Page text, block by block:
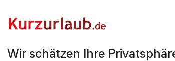
Kostenloses W-LAN
Wir schätzen Ihre